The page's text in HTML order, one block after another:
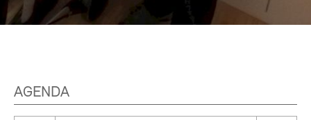
AGENDA